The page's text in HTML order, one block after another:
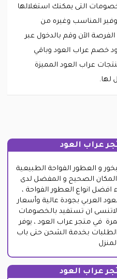
التى يمكنك استغلالها
المناسب وغيره من
الفرصة الآن وقم بالدخول عبر
خصم عراب العود وباقي
عراب العود المميزة
لها.
عراب العود
و العطور الفواحة الطبيعية
المكان الصحيح و المفضل لدى
افضل انواع العطور الفواحة ،
العربي بجودة عالية وأسعار
لاتنسى ان تستفيد بالخصومات
في متجر عراب العود ، يوفر
بخدمة الشحن حتى باب
عراب العود